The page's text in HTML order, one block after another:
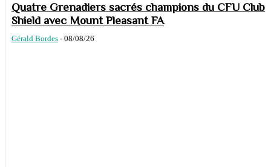
Quatre Grenadiers sacrés champions du CFU Club
Shield avec Mount Pleasant FA
Gérald Bordes - 08/08/26